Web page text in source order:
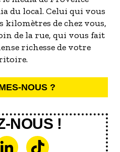
du local. Celui qui vous
kilomètres de chez vous,
de la rue, qui vous fait
richesse de votre
NOUS ?
NOUS !